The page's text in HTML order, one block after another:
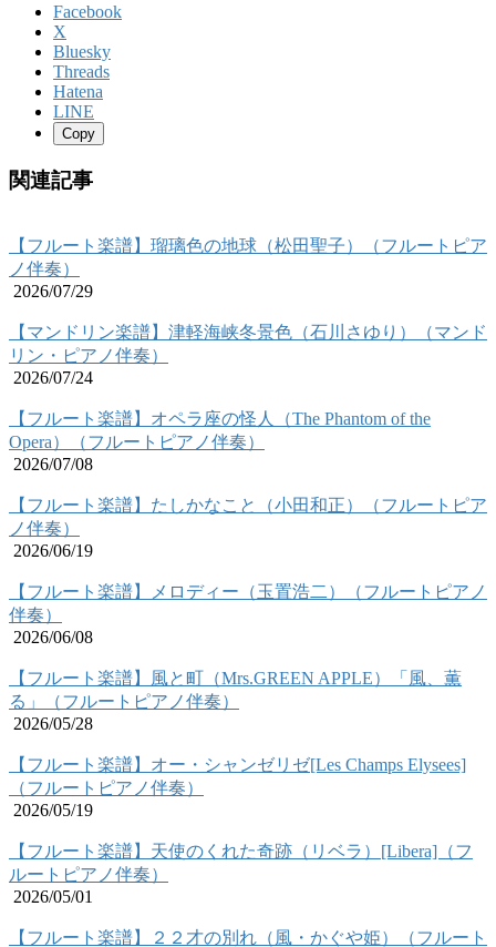
Facebook
X
Bluesky
Threads
Hatena
LINE
Copy
関連記事
【フルート楽譜】瑠璃色の地球（松田聖子）（フルートピア
ノ伴奏）
2026/07/29
【マンドリン楽譜】津軽海峡冬景色（石川さゆり）（マンド
リン・ピアノ伴奏）
2026/07/24
【フルート楽譜】オペラ座の怪人（The Phantom of the
Opera）（フルートピアノ伴奏）
2026/07/08
【フルート楽譜】たしかなこと（小田和正）（フルートピア
ノ伴奏）
2026/06/19
【フルート楽譜】メロディー（玉置浩二）（フルートピアノ
伴奏）
2026/06/08
【フルート楽譜】風と町（Mrs.GREEN APPLE）「風、薫
る」（フルートピアノ伴奏）
2026/05/28
【フルート楽譜】オー・シャンゼリゼ[Les Champs Elysees]
（フルートピアノ伴奏）
2026/05/19
【フルート楽譜】天使のくれた奇跡（リベラ）[Libera]（フ
ルートピアノ伴奏）
2026/05/01
【フルート楽譜】２２才の別れ（風・かぐや姫）（フルート